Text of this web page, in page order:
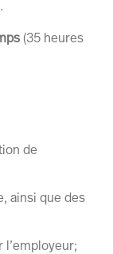
(35 heures
de
ainsi que des
l’employeur;